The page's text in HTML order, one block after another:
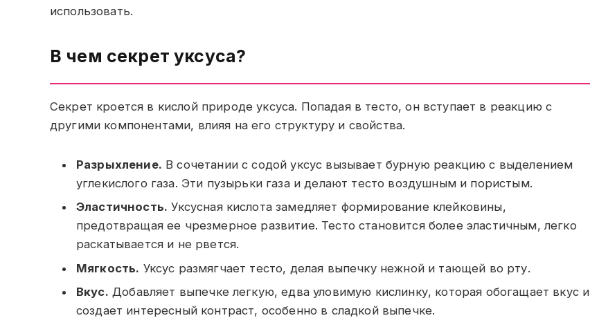
использовать.
В чем секрет уксуса?
Секрет кроется в кислой природе уксуса. Попадая в тесто, он вступает в реакцию с
другими компонентами, влияя на его структуру и свойства.
Разрыхление. В сочетании с содой уксус вызывает бурную реакцию с выделением
углекислого газа. Эти пузырьки газа и делают тесто воздушным и пористым.
Эластичность. Уксусная кислота замедляет формирование клейковины,
предотвращая ее чрезмерное развитие. Тесто становится более эластичным, легко
раскатывается и не рвется.
Мягкость. Уксус размягчает тесто, делая выпечку нежной и тающей во рту.
Вкус. Добавляет выпечке легкую, едва уловимую кислинку, которая обогащает вкус и
создает интересный контраст, особенно в сладкой выпечке.